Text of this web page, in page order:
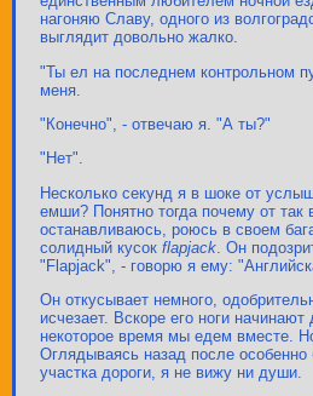
нагоняю Славу, одного из
выглядит довольно жалко.
"Ты ел на последнем контрольном
меня.
"Конечно", - отвечаю я. "А ты?"
"Нет".
Несколько секунд я в шоке от
емши? Понятно тогда почему от
останавливаюсь, роюсь в своем
солидный кусок flapjack . Он
"Flapjack", - говорю я ему:
Он откусывает немного,
исчезает. Вскоре его ноги начинают
некоторое время мы едем вместе.
Оглядываясь назад после особенно
участка дороги, я не вижу ни души.